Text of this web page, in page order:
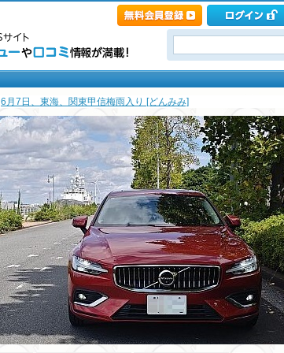
6月7日、東海、関東甲信梅雨入り [どんみみ]